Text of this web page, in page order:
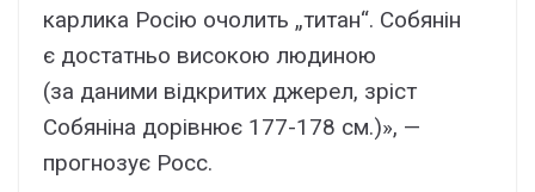
карлика Росію очолить „титан“. Собянін
є достатньо високою людиною
(за даними відкритих джерел, зріст
Собяніна дорівнює 177-178 см.)», —
прогнозує Росс.